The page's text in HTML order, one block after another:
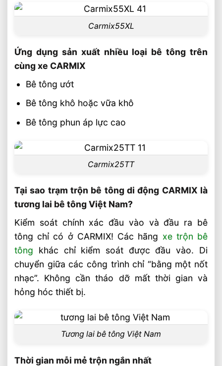
Carmix55XL
Ứng dụng sản xuất nhiều loại bê tông trên
cùng xe CARMIX
Bê tông ướt
Bê tông khô hoặc vữa khô
Bê tông phun áp lực cao
Carmix25TT
Tại sao trạm trộn bê tông di động CARMIX là
tương lai bê tông Việt Nam?
Kiểm soát chính xác đầu vào và đầu ra bê
tông chỉ có ở CARMIX! Các hãng xe trộn bê
tông khác chỉ kiểm soát được đầu vào. Di
chuyển giữa các công trình chỉ “bằng một nốt
nhạc”. Không cần tháo dỡ mất thời gian và
hỏng hóc thiết bị.
Tương lai bê tông Việt Nam
Thời gian mỗi mẻ trộn ngắn nhất